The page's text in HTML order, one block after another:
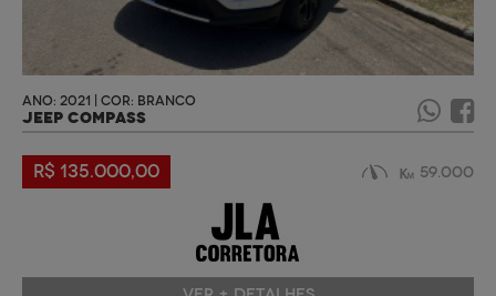
ANO: 2021 | COR: BRANCO
JEEP COMPASS
R$ 135.000,00 59.000